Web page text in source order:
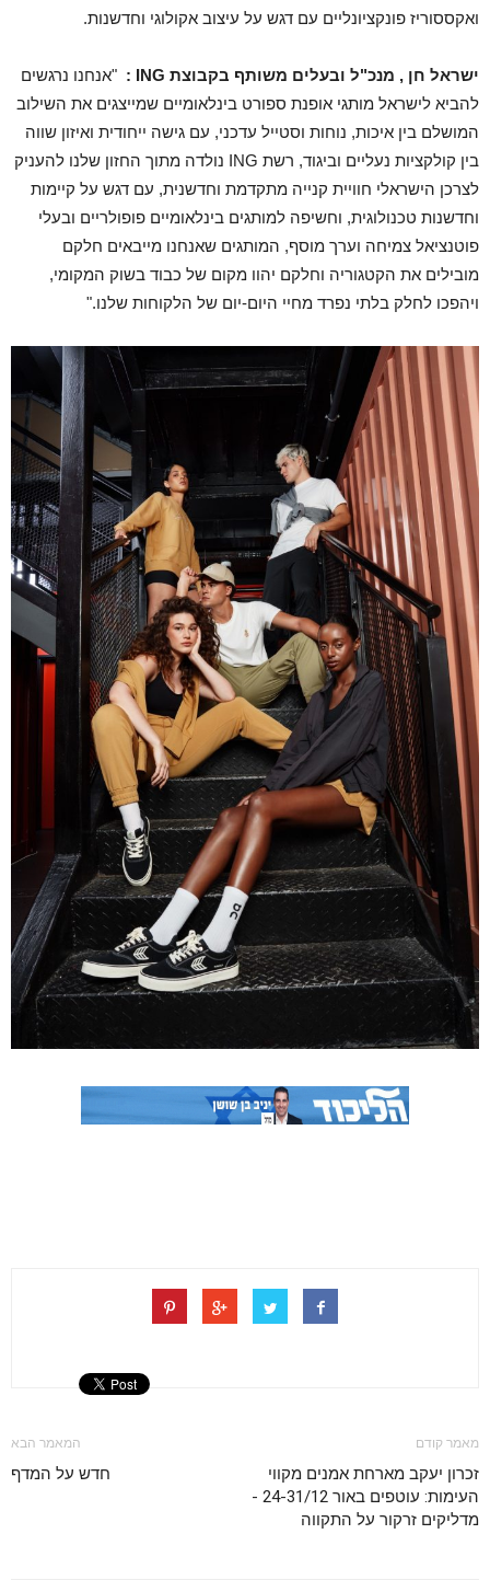
ואקססוריז פונקציונליים עם דגש על עיצוב אקולוגי וחדשנות.
ישראל חן , מנכ"ל ובעלים משותף בקבוצת ING :
"אנחנו נרגשים
להביא לישראל מותגי אופנת ספורט בינלאומיים שמייצגים את השילוב
המושלם בין איכות, נוחות וסטייל עדכני, עם גישה ייחודית ואיזון שווה
בין קולקציות נעליים וביגוד, רשת ING נולדה מתוך החזון שלנו להעניק
לצרכן הישראלי חוויית קנייה מתקדמת וחדשנית, עם דגש על קיימות
וחדשנות טכנולוגית, וחשיפה למותגים בינלאומיים פופולריים ובעלי
פוטנציאל צמיחה וערך מוסף, המותגים שאנחנו מייבאים חלקם
מובילים את הקטגוריה וחלקם יהוו מקום של כבוד בשוק המקומי,
ויהפכו לחלק בלתי נפרד מחיי היום-יום של הלקוחות שלנו."
מאמר קודם
זכרון יעקב מארחת אמנים מקווי
העימות: עוטפים באור 24-31/12 -
מדליקים זרקור על התקווה
המאמר הבא
חדש על המדף